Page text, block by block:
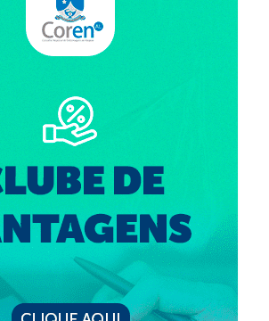
do Exercício Profissional
para registro
serviços
auditório